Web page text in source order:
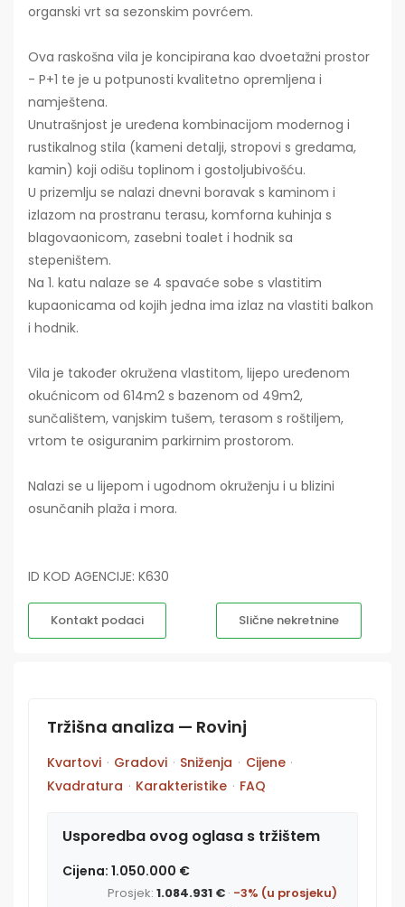
organski vrt sa sezonskim povrćem.
Ova raskošna vila je koncipirana kao dvoetažni prostor
- P+1 te je u potpunosti kvalitetno opremljena i
namještena.
Unutrašnjost je uređena kombinacijom modernog i
rustikalnog stila (kameni detalji, stropovi s gredama,
kamin) koji odišu toplinom i gostoljubivošću.
U prizemlju se nalazi dnevni boravak s kaminom i
izlazom na prostranu terasu, komforna kuhinja s
blagovaonicom, zasebni toalet i hodnik sa
stepeništem.
Na 1. katu nalaze se 4 spavaće sobe s vlastitim
kupaonicama od kojih jedna ima izlaz na vlastiti balkon
i hodnik.
Vila je također okružena vlastitom, lijepo uređenom
okućnicom od 614m2 s bazenom od 49m2,
sunčalištem, vanjskim tušem, terasom s roštiljem,
vrtom te osiguranim parkirnim prostorom.
Nalazi se u lijepom i ugodnom okruženju i u blizini
osunčanih plaža i mora.
ID KOD AGENCIJE: K630
Kontakt podaci Slične nekretnine
Tržišna analiza — Rovinj
Kvartovi · Gradovi · Sniženja · Cijene ·
Kvadratura · Karakteristike · FAQ
Usporedba ovog oglasa s tržištem
Cijena: 1.050.000 €
Prosjek: 1.084.931 € · -3% (u prosjeku)